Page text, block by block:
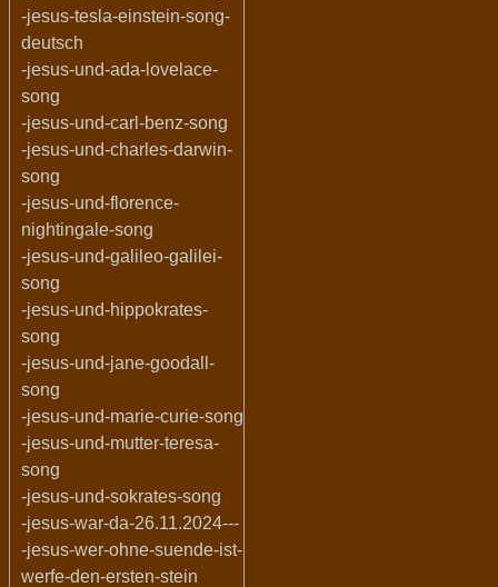
-jesus-tesla-einstein-song-
deutsch
-jesus-und-ada-lovelace-
song
-jesus-und-carl-benz-song
-jesus-und-charles-darwin-
song
-jesus-und-florence-
nightingale-song
-jesus-und-galileo-galilei-
song
-jesus-und-hippokrates-
song
-jesus-und-jane-goodall-
song
-jesus-und-marie-curie-song
-jesus-und-mutter-teresa-
song
-jesus-und-sokrates-song
-jesus-war-da-26.11.2024---
-jesus-wer-ohne-suende-ist-
werfe-den-ersten-stein